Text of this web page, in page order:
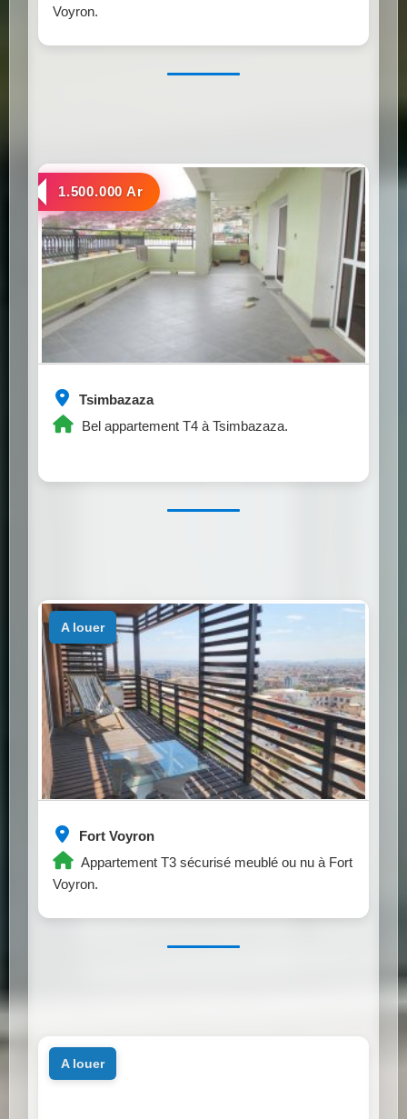
Voyron.
Tsimbazaza
Bel appartement T4 à Tsimbazaza.
a louer
1.500.000 Ar
Fort Voyron
Appartement T3 sécurisé meublé ou nu à Fort
Voyron.
a louer
a louer